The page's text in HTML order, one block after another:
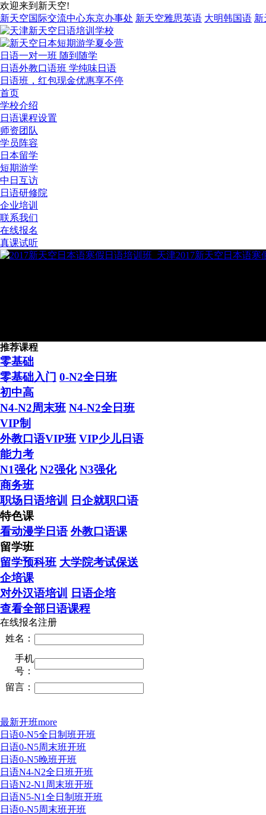
欢迎来到新天空!
新天空国际交流中心东京办事处 新天空雅思英语 大明韩国语 新
日语一对一班 随到随学
日语外教口语班 学纯味日语
日语班，红包现金优惠享不停
首页
学校介绍
日语课程设置
师资团队
学员阵容
日本留学
短期游学
中日互访
日语研修院
企业培训
联系我们
在线报名
真课试听
2017新天空日本语寒
推荐课程
零基础
零基础入门 0-N2全日班
初中高
N4-N2周末班 N4-N2全日班
VIP制
外教口语VIP班 VIP少儿日语
能力考
N1强化 N2强化 N3强化
商务班
职场日语培训
日企就职口语
特色课
看动漫学日语 外教口语课
留学班
留学预科班 大学院考试保送
企培课
对外汉语培训
日语企培
查看全部日语课程
在线报名注册
姓名：
手机
号：
留言：
最新开班more
日语0-N5全日制班开班
日语0-N5周末班开班
日语0-N5晚班开班
日语N4-N2全日班开班
日语N2-N1周末班开班
日语N5-N1全日制班开班
日语0-N5周末班开班